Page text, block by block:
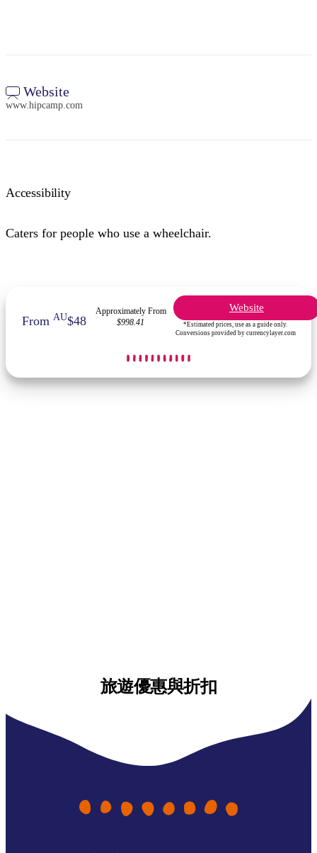
搜
尋:
Website
www.hipcamp.com
Accessibility
Caters for people who use a wheelchair.
From AU$48
Approximately From
$998.41
Website
*Estimated prices, use as a guide only.
Conversions provided by currencylayer.com
旅遊優惠與折扣